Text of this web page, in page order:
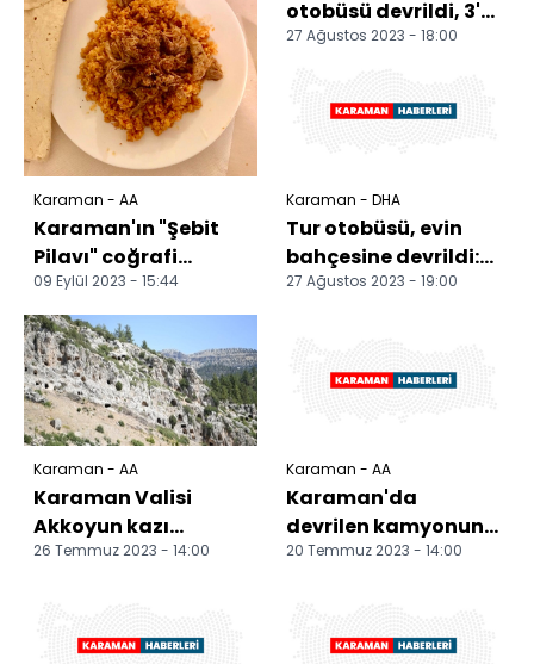
Karaman - AA
Karaman'ın "Şebit
Pilavı" coğrafi
işaretle tescillendi
09 Eylül 2023 - 15:44
otobüsü devrildi, 3'ü
ağır 26 kişi
27 Ağustos 2023 - 18:00
Karaman - DHA
Tur otobüsü, evin
bahçesine devrildi:
24 yaralı
27 Ağustos 2023 - 19:00
Karaman - AA
Karaman Valisi
Akkoyun kazı
çalışmalarını
26 Temmuz 2023 - 14:00
Karaman - AA
Karaman'da
devrilen kamyonun
sürücüsü öldü
20 Temmuz 2023 - 14:00